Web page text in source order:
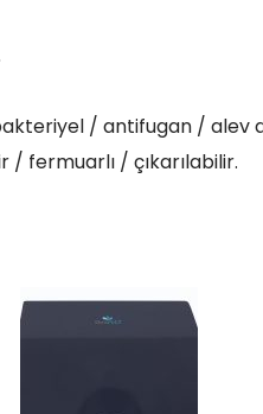
/ antifugan / alev
fermuarlı / çıkarılabilir.